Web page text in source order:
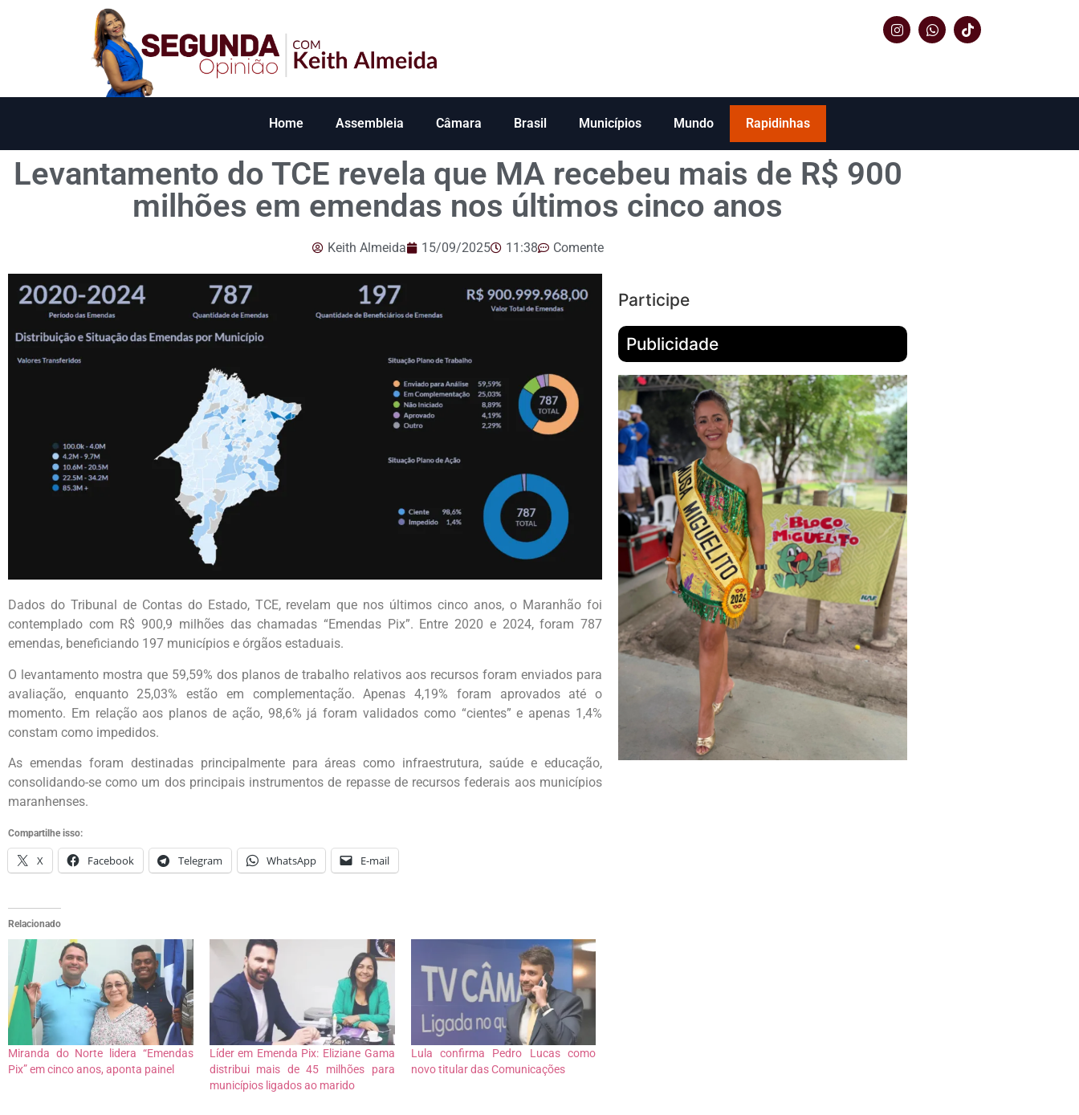
Home Assembleia Câmara Brasil Municípios Mundo Rapidinhas
Levantamento do TCE revela que MA recebeu mais de R$ 900
milhões em emendas nos últimos cinco anos
Keith Almeida 15/09/2025 11:38 Comente
Dados do Tribunal de Contas do Estado, TCE, revelam que nos últimos cinco anos, o Maranhão foi
contemplado com R$ 900,9 milhões das chamadas “Emendas Pix”. Entre 2020 e 2024, foram 787
emendas, beneficiando 197 municípios e órgãos estaduais.
O levantamento mostra que 59,59% dos planos de trabalho relativos aos recursos foram enviados para
avaliação, enquanto 25,03% estão em complementação. Apenas 4,19% foram aprovados até o
momento. Em relação aos planos de ação, 98,6% já foram validados como “cientes” e apenas 1,4%
constam como impedidos.
As emendas foram destinadas principalmente para áreas como infraestrutura, saúde e educação,
consolidando-se como um dos principais instrumentos de repasse de recursos federais aos municípios
maranhenses.
Compartilhe isso:
X Facebook Telegram WhatsApp E-mail
Relacionado
Miranda do Norte lidera “Emendas
Pix” em cinco anos, aponta painel
Líder em Emenda Pix: Eliziane Gama
distribui mais de 45 milhões para
municípios ligados ao marido
Lula confirma Pedro Lucas como
novo titular das Comunicações
Participe
Publicidade